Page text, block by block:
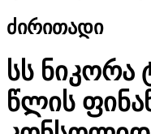
ძირითადი
სს ნიკორა
წლის